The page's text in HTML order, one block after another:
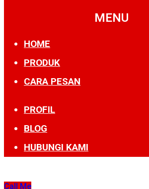
MENU
HOME
PRODUK
CARA PESAN
PROFIL
BLOG
HUBUNGI KAMI
Call Me